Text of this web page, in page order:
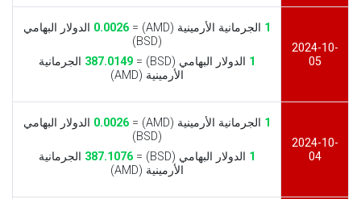
2024-10-
05
1 الجرمانية الأرمينية (AMD) = 0.0026 الدولار البهامي
(BSD)
1 الدولار البهامي (BSD) = 387.0149 الجرمانية
الأرمينية (AMD)
2024-10-
04
1 الجرمانية الأرمينية (AMD) = 0.0026 الدولار البهامي
(BSD)
1 الدولار البهامي (BSD) = 387.1076 الجرمانية
الأرمينية (AMD)